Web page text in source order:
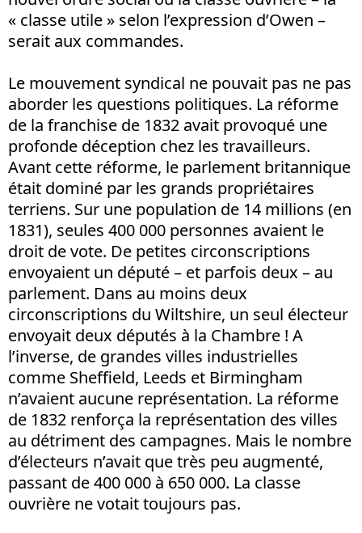
« classe utile » selon l’expression d’Owen –
serait aux commandes.
Le mouvement syndical ne pouvait pas ne pas
aborder les questions politiques. La réforme
de la franchise de 1832 avait provoqué une
profonde déception chez les travailleurs.
Avant cette réforme, le parlement britannique
était dominé par les grands propriétaires
terriens. Sur une population de 14 millions (en
1831), seules 400 000 personnes avaient le
droit de vote. De petites circonscriptions
envoyaient un député – et parfois deux – au
parlement. Dans au moins deux
circonscriptions du Wiltshire, un seul électeur
envoyait deux députés à la Chambre ! A
l’inverse, de grandes villes industrielles
comme Sheffield, Leeds et Birmingham
n’avaient aucune représentation. La réforme
de 1832 renforça la représentation des villes
au détriment des campagnes. Mais le nombre
d’électeurs n’avait que très peu augmenté,
passant de 400 000 à 650 000. La classe
ouvrière ne votait toujours pas.